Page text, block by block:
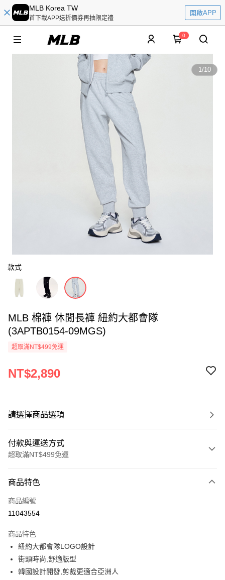
MLB Korea TW
首下載APP送折價券再抽限定禮
開啟APP
0
1/10
款式
MLB 棉褲 休閒長褲 紐約大都會隊
(3APTB0154-09MGS)
超取滿NT$499免運
NT$2,890
請選擇商品選項
付款與運送方式
超取滿NT$499免運
信用卡一次付款
超商取貨付款
Apple Pay
街口支付
商品特色
商品編號
11043554
商品特色
紐約大都會隊LOGO設計
街頭時尚,舒適版型
韓國設計開發,剪裁更適合亞洲人